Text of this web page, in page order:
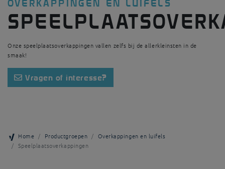
OVERKAPPINGEN EN LUIFELS
Onze speelplaatsoverkappingen vallen zelfs bij de allerkleinsten in de
smaak!
Vragen of interesse?
Home Productgroepen
Overkappingen en luifels
Speelplaatsoverkappingen